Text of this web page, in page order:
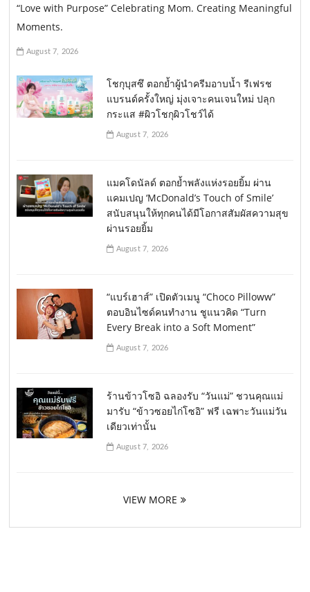
“Love with Purpose” Celebrating Mom. Creating Meaningful
Moments.
August 7, 2026
โชกุบุสซึ ตอกย้ำผู้นำครีมอาบน้ำ รีเฟรช
แบรนด์ครั้งใหญ่ มุ่งเจาะคนเจนใหม่ ปลุก
กระแส #ผิวโชกุผิวโชว์ได้
August 7, 2026
แมคโดนัลด์ ตอกย้ำพลังแห่งรอยยิ้ม ผ่าน
แคมเปญ ‘McDonald’s Touch of Smile’
สนับสนุนให้ทุกคนได้มีโอกาสสัมผัสความสุข
ผ่านรอยยิ้ม
August 7, 2026
“แบร์เฮาส์” เปิดตัวเมนู “Choco Pilloww”
ตอบอินไซด์คนทำงาน ชูแนวคิด “Turn
Every Break into a Soft Moment”
August 7, 2026
ร้านข้าวโซอิ ฉลองรับ “วันแม่” ชวนคุณแม่
มารับ “ข้าวซอยไก่โซอิ” ฟรี เฉพาะวันแม่วัน
เดียวเท่านั้น
August 7, 2026
VIEW MORE